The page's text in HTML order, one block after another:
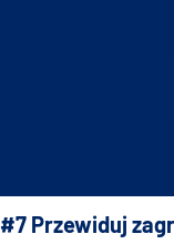
#7 Przewiduj